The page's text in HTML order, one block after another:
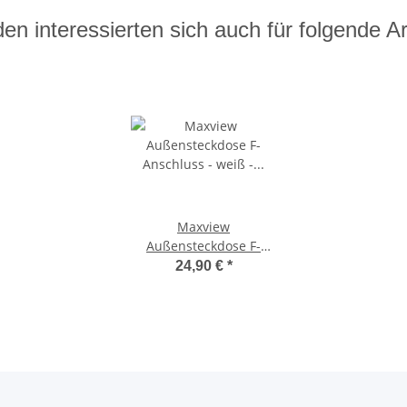
interessierten sich auch für folgende
Maxview
Außensteckdose F-
Anschluss - weiß - für
24,90 € *